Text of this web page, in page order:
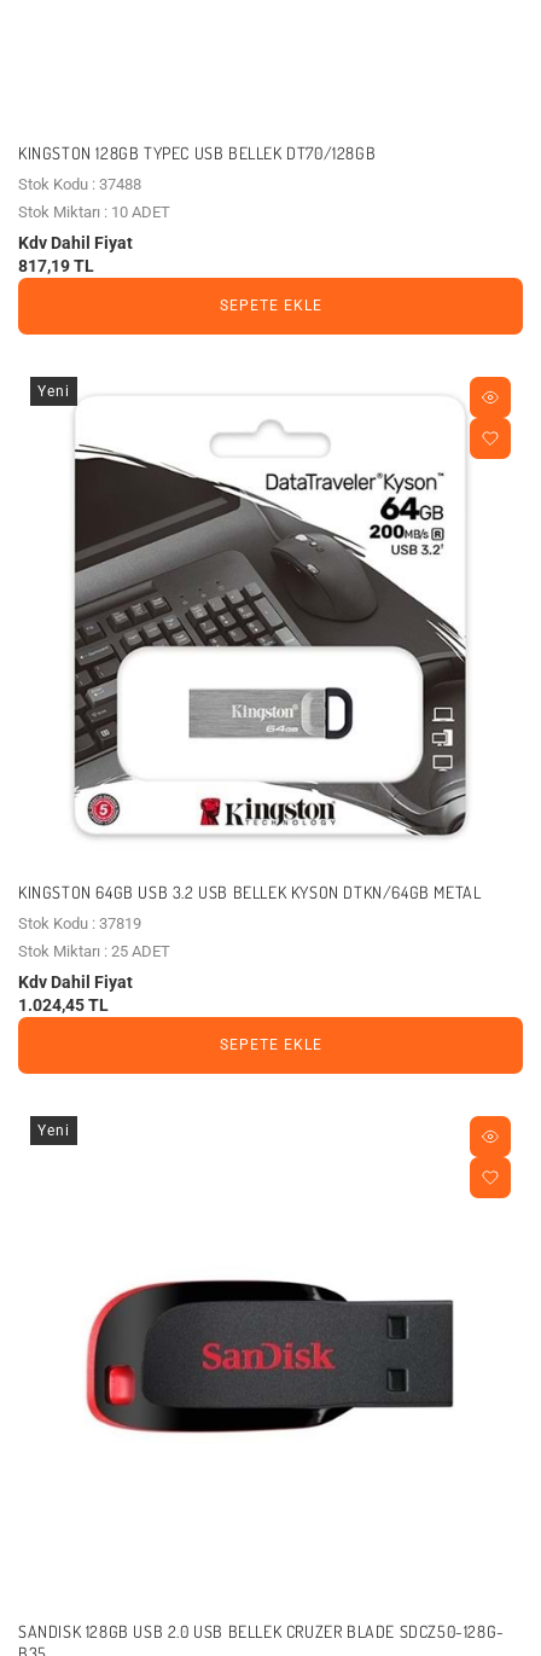
KINGSTON 128GB TYPEC USB BELLEK DT70/128GB
Stok Kodu : 37488
Stok Miktarı : 10 ADET
Kdv Dahil Fiyat
817,19 TL
SEPETE EKLE
Yeni
KINGSTON 64GB USB 3.2 USB BELLEK KYSON DTKN/64GB METAL
Stok Kodu : 37819
Stok Miktarı : 25 ADET
Kdv Dahil Fiyat
1.024,45 TL
SEPETE EKLE
Yeni
SANDISK 128GB USB 2.0 USB BELLEK CRUZER BLADE SDCZ50-128G-